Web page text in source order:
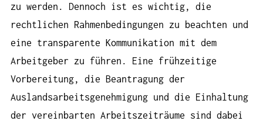
zu werden. Dennoch ist es wichtig, die
rechtlichen Rahmenbedingungen zu beachten und
eine transparente Kommunikation mit dem
Arbeitgeber zu führen. Eine frühzeitige
Vorbereitung, die Beantragung der
Auslandsarbeitsgenehmigung und die Einhaltung
der vereinbarten Arbeitszeiträume sind dabei